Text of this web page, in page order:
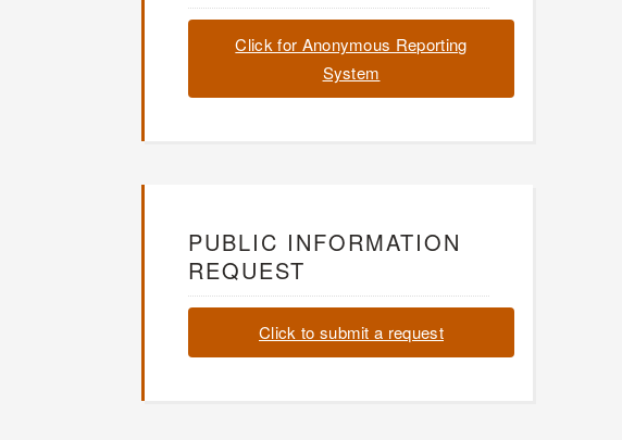
Click for Anonymous Reporting
System
PUBLIC INFORMATION
REQUEST
Click to submit a request